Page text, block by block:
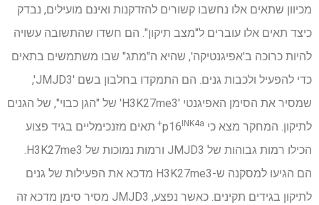
מכיוון שתאים אלו נחשבו קשורים להזדקנות ואינם מועילים, נבדק
כיצד תאים אלו עוברים ל"מצב תיקון". הם חשדו שהתשובה עשויה
להיות כרוכה ב'אפיגנטיקה', שהיא ה"מתג" שבו משתמשים בתאים
כדי להפעיל ולכבות גנים. הם התמקדו בחלבון בשם 'JMJD3',
שמסיר את הסימן האפיגנטי 'H3K27me3' של "הגן כבוי", של הגנים
לתיקון. המחקר מצא כי p16 INK4a+
תאים מזנכימליים בגיד פצוע
הכילו רמות גבוהות של JMJD3 ורמות נמוכות של H3K27me3.
הם הגיעו למסקנה ש-H3K27me3 מדכא את הפעילות של גנים
לתיקון בגידים תקינים. כאשר נפצע, JMJD3 מסיר סימן מדכא זה